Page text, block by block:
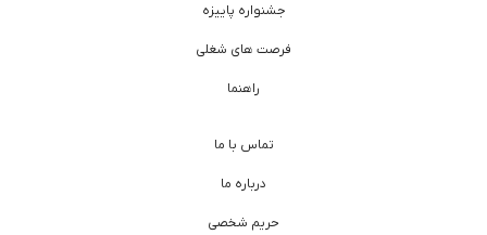
جشنواره پاییزه
فرصت های شغلی
راهنما
تماس با ما
درباره ما
حریم شخصی